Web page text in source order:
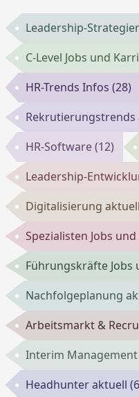
Leadership-
C-Level Jobs und
HR-Trends Infos(28)
HR-Software(12)
Leadership-
Digitalisierung
Spezialisten Jobs
Führungskräfte
Nachfolgeplanung
Arbeitsmarkt &
Interim
Headhunter aktuell